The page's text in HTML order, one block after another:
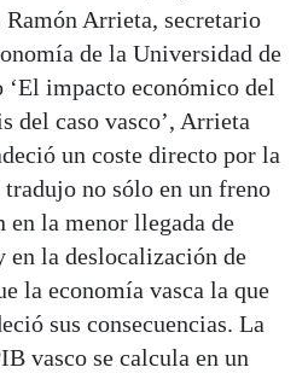
Arrieta, secretario
de la Universidad de
‘El impacto económico del
del caso vasco’, Arrieta
un coste directo por la
tradujo no sólo en un freno
en la menor llegada de
la deslocalización de
la economía vasca la que
sus consecuencias. La
vasco se calcula en un